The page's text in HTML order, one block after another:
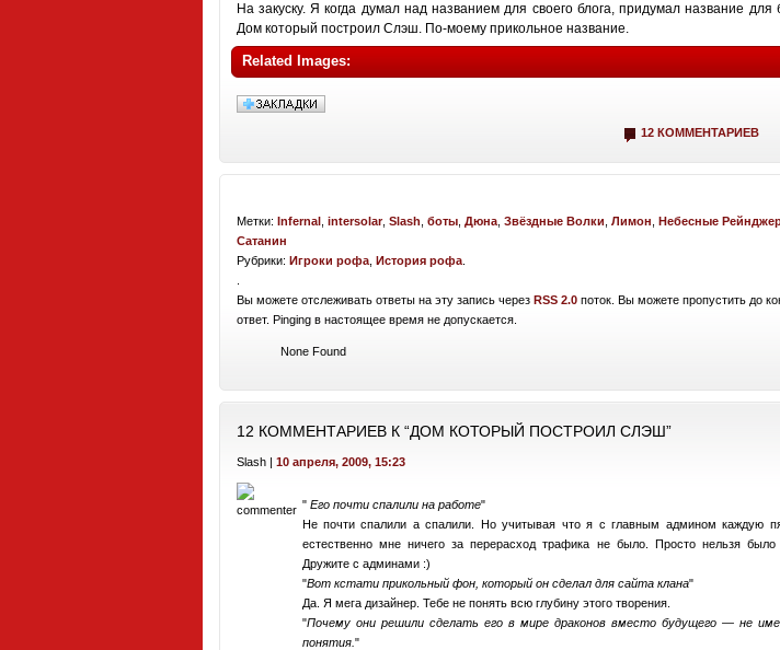
На закуску. Я когда думал над названием для своего блога, придумал название
Дом который построил Слэш. По-моему прикольное название.
Related Images:
12 КОММЕНТАРИЕВ
Метки: Infernal, intersolar, Slash боты, Дюна, Звёздные Волки Лимон Небесные
Сатанин
Рубрики: Игроки рофа, История рофа.
Вы можете отслеживать ответы на эту запись через RSS 2.0поток. Вы можете пропустить до
ответ. Pinging в настоящее время не допускается.
None Found
12 КОММЕНТАРИЕВ К “ДОМ КОТОРЫЙ ПОСТРОИЛ СЛЭШ”
Slash | 10 апреля, 2009, 15:23
Его почти спалили на работе
Не почти спалили а спалили. Но учитывая что я с главным админом каждую
естественно мне ничего за перерасход трафика не было. Просто нельзя было
Дружите с админами :)
Вот кстати прикольный фон, который он сделал для сайта клана
Да. Я мега дизайнер. Тебе не понять всю глубину этого творения.
Почему они решили сделать его в мире драконов вместо будущего — не
понятия.